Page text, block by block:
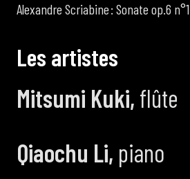
Alexandre Scriabine : Sonate op.6 n°1
Les artistes
Mitsumi Kuki, flûte
Qiaochu Li, piano